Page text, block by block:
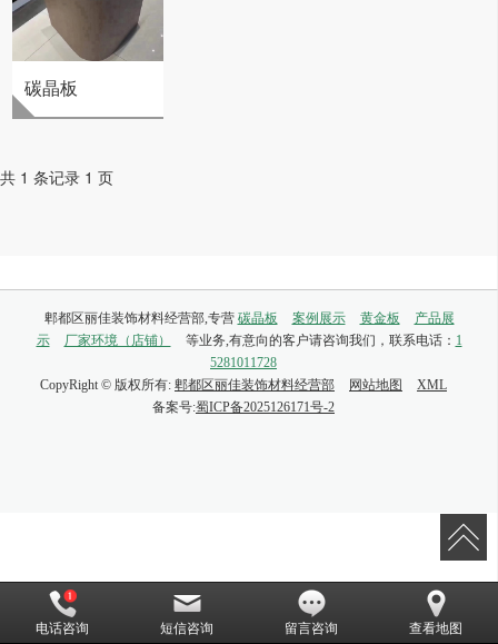
碳晶板
共 1 条记录 1 页
郫都区丽佳装饰材料经营部,专营 碳晶板 案例展示 黄金板
产品展
示
厂家环境（店铺） 等业务,有意向的客户请咨询我们，联系电话： 1
5281011728
CopyRight © 版权所有: 郫都区丽佳装饰材料经营部 网站地图
XML
备案号:蜀ICP备2025126171号-2
电话咨询 短信咨询 留言咨询 查看地图